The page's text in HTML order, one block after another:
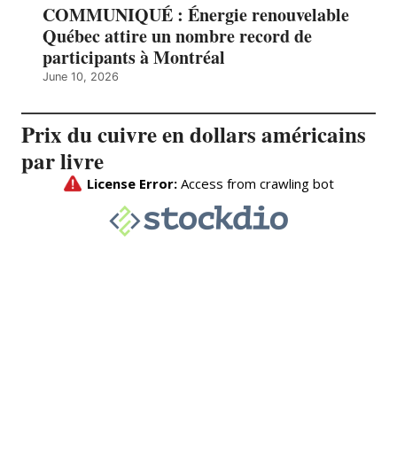
COMMUNIQUÉ : Énergie renouvelable
Québec attire un nombre record de
participants à Montréal
June 10, 2026
Prix du cuivre en dollars américains
par livre